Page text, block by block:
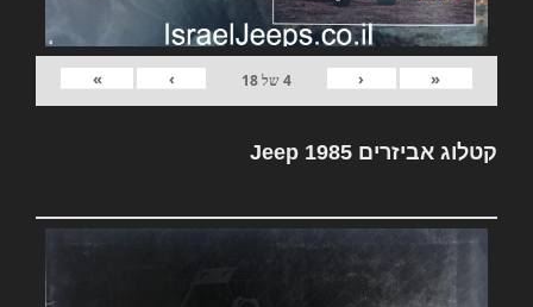
«
‹
4של18
›
»
קטלוג אביזרים Jeep 1985